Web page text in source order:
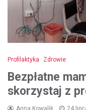
Profilaktyka Zdrowie
Bezpłatne
skorzystaj z
Anna Kowalik 24